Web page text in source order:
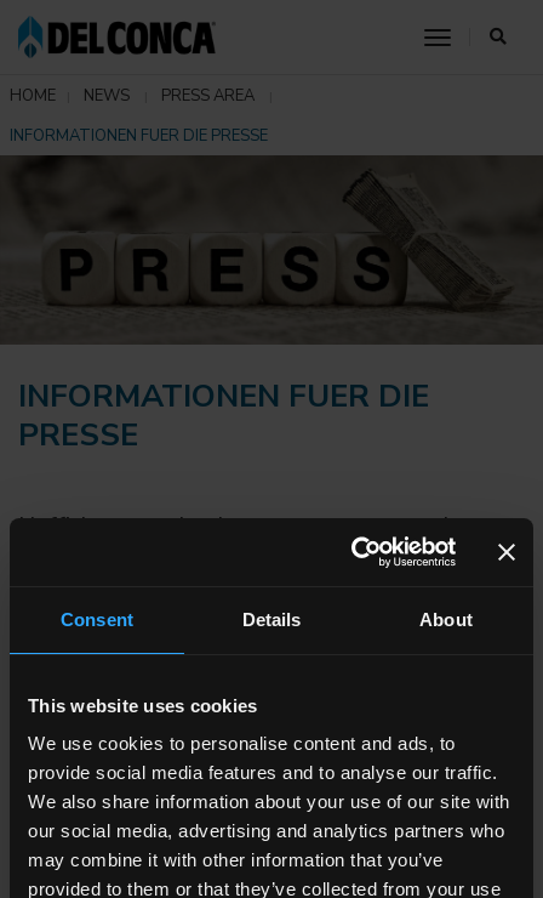
Consent Details About
This website uses cookies
We use cookies to personalise content and ads, to
provide social media features and to analyse our traffic.
We also share information about your use of our site with
our social media, advertising and analytics partners who
may combine it with other information that you’ve
provided to them or that they’ve collected from your use
toggle
HOME NEWS
PRESS AREA
INFORMATIONEN FUER DIE PRESSE
INFORMATIONEN FUER DIE
PRESSE
L’ufficio comunicazione e stampa organizza
interviste e fornisce comunicati, fotografie,
giornalisti a visitare l’AREA NEWS per avere
informazioni in temp
iniziative.
Per ricevere informazioni approfondite o
materiale fotografico relativi a Ceramica del
Conca e Ceramica Faetano invitiamo i
giornalisti a contattarci tramite la
mailrelazioniesterne@delconca.com